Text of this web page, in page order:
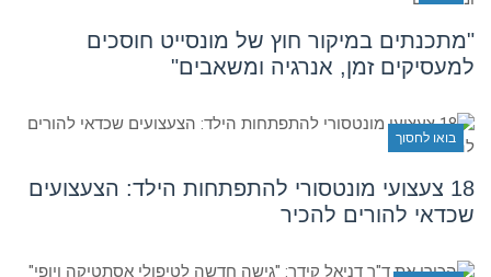
"מתכנתים במיקור חוץ של מונסייט חוסכים
למעסיקים זמן, אנרגיה ומשאבים"
בואו לחסוך
18 צעצועי מונטסורי להתפתחות הילד: הצעצועים
שכדאי להורים להכיר